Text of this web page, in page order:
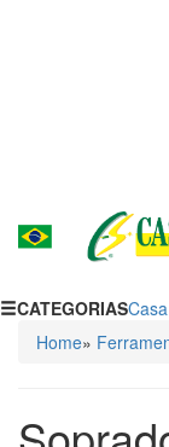
CATEGORIAS
Home»